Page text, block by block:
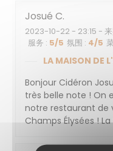
Josué C
2023-10-22 - 23:15 -
服务 : 5/5 氛围 : 4/5
LA MAISON DE
Bonjour Cidéron
très belle note ! On
notre restaurant de
Champs Élysées !